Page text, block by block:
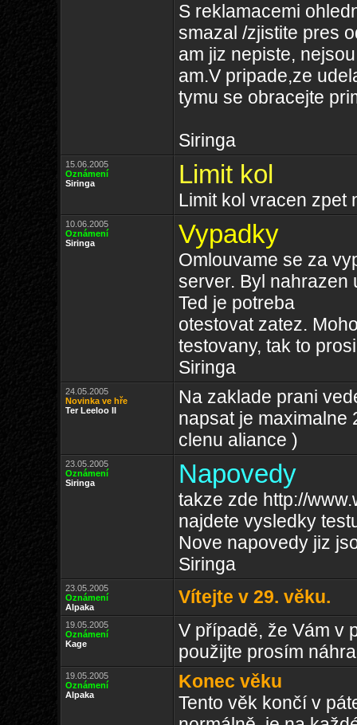
S reklamacemi
smazal /zjistite pres
am jiz nepiste,
am.V pripade,ze
tymu se obracejte
Siringa
15.06.2005
Oznámení
Siringa
Limit kol
Limit kol vracen zpet
10.06.2005
Oznámení
Siringa
Vypadky
Omlouvame se za
server. Byl nahrazen
Ted je potreba
otestovat zatez.
testovany, tak to
Siringa
24.05.2005
Novinka ve hře
Ter Leeloo II
Na zaklade prani
napsat je maximalne
clenu aliance )
23.05.2005
Oznámení
Siringa
Napovedy
takze zde http://
najdete vysledky
Nove napovedy jiz
Siringa
23.05.2005
Oznámení
Alpaka
Vítejte v 29. věku.
19.05.2005
Oznámení
Kage
V případě, že Vám v
použijte prosím
19.05.2005
Oznámení
Alpaka
Konec věku
Tento věk končí v